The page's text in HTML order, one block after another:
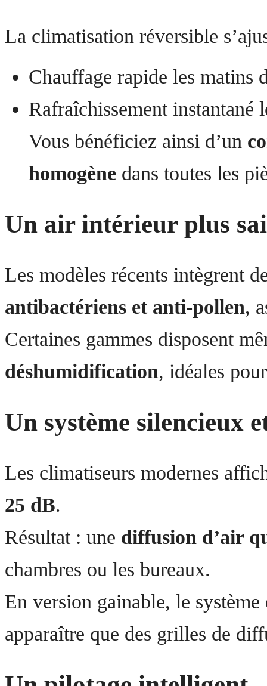
La climatisation réversible
Chauffage rapide les matins
Rafraîchissement instantané
Vous bénéficiez ainsi d’un
homogène dans toutes les
Un air intérieur plus
Les modèles récents intègrent
antibactériens et anti-pollen,
Certaines gammes disposent
déshumidification, idéales
Un système silencieux
Les climatiseurs modernes
25 dB.
Résultat : une diffusion d’air
chambres ou les bureaux.
En version gainable, le
apparaître que des grilles de